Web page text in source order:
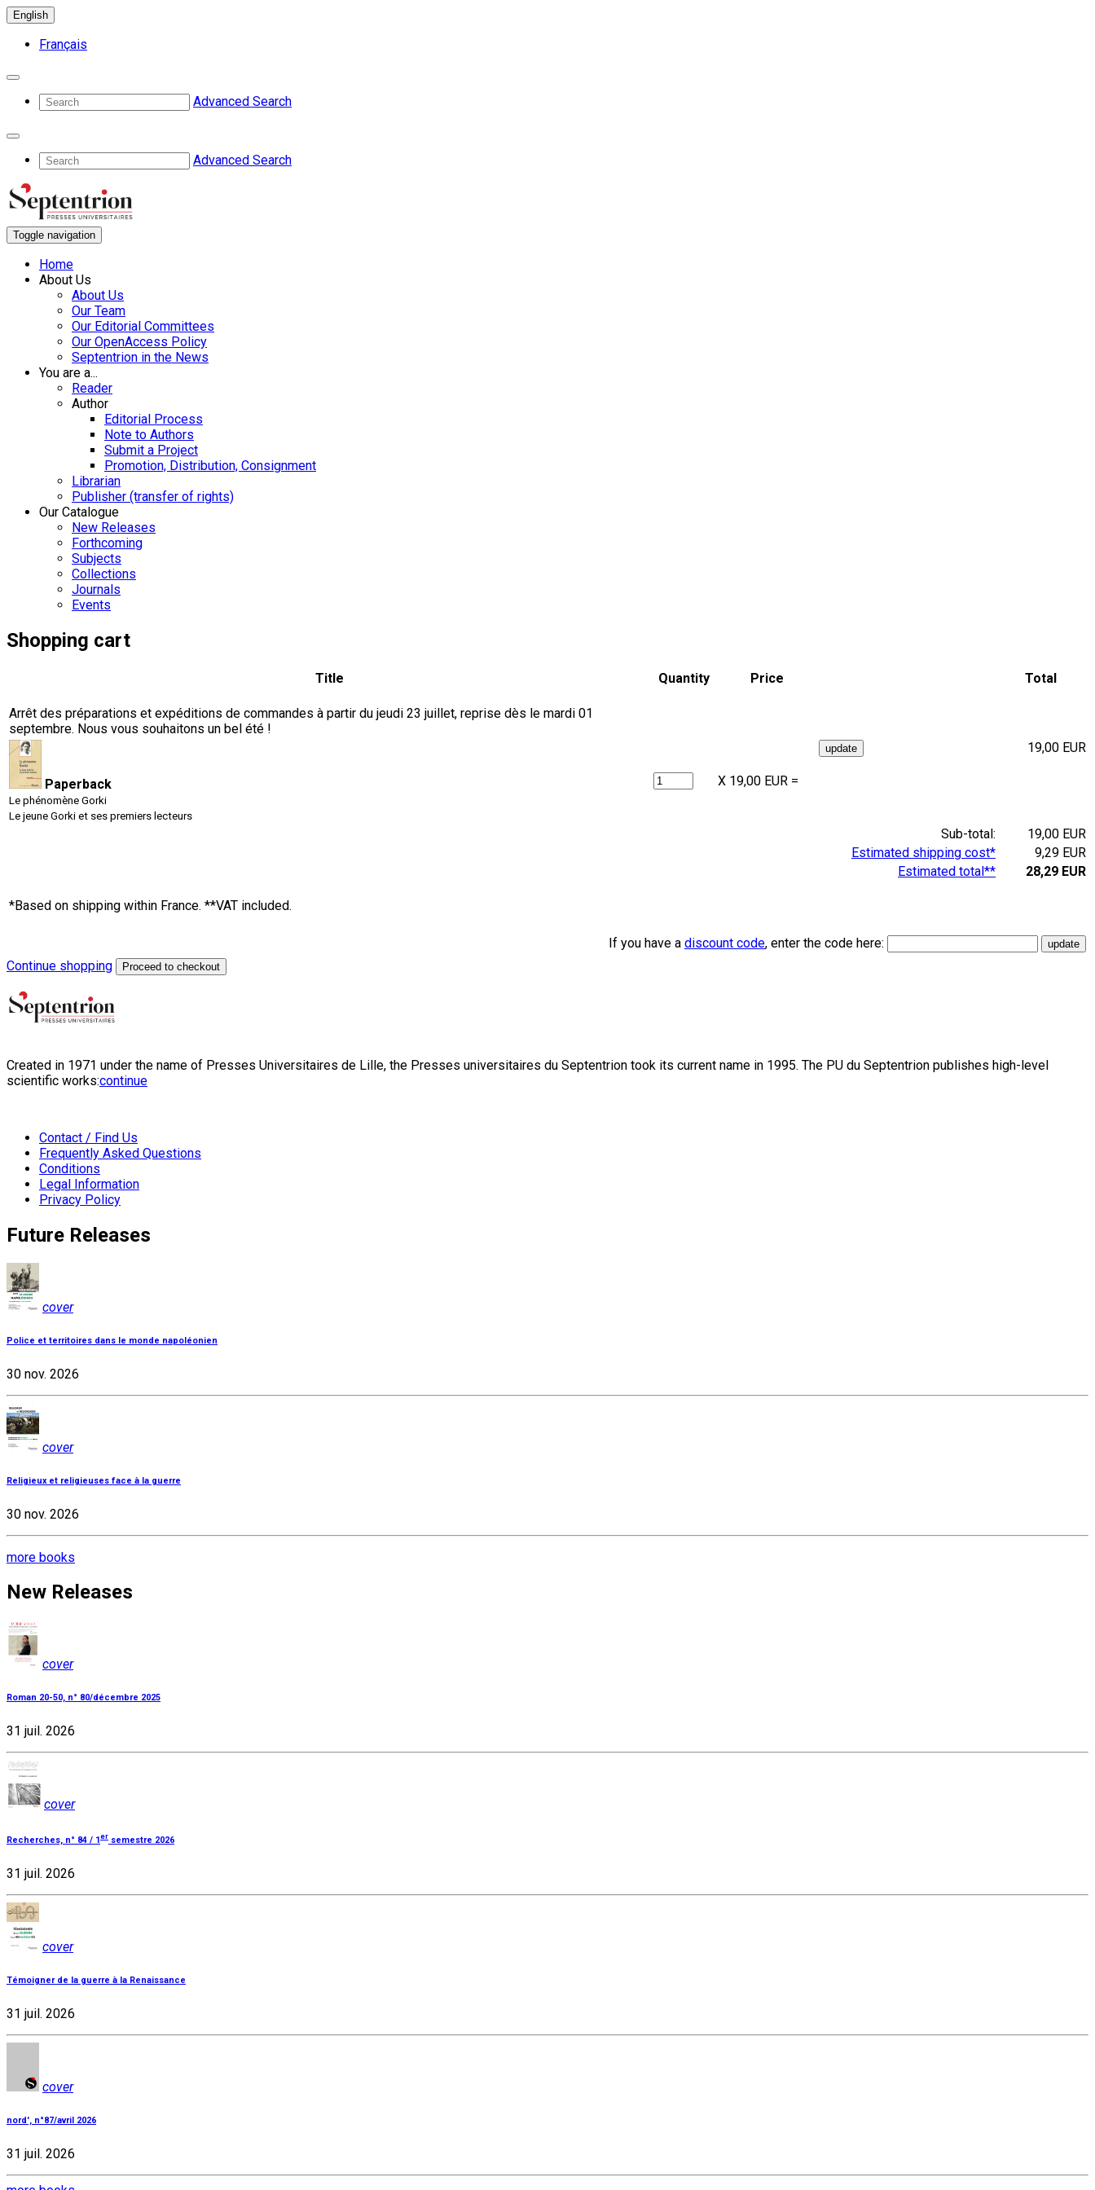
English
Français
Advanced Search
Advanced Search
Toggle navigation
Home
About Us
About Us
Our Team
Our Editorial Committees
Our OpenAccess Policy
Septentrion in the News
You are a...
Reader
Author
Editorial Process
Note to Authors
Submit a Project
Promotion, Distribution, Consignment
Librarian
Publisher (transfer of rights)
Our Catalogue
New Releases
Forthcoming
Subjects
Collections
Journals
Events
Shopping cart
Arrêt des préparations et expéditions de commandes à partir du jeudi 23 juillet, reprise dès le mardi 01
septembre. Nous vous souhaitons un bel été !
Title Quantity Price Total
Paperback
Le phénomène Gorki
Le jeune Gorki et ses premiers lecteurs
X 19,00 EUR =
19,00 EUR
Sub-total:
19,00 EUR
Estimated shipping cost*
9,29 EUR
Estimated total**
28,29 EUR
*Based on shipping within France. **VAT included.
If you have a discount code, enter the code here:
Continue shopping
Proceed to checkout
Created in 1971 under the name of Presses Universitaires de Lille, the Presses universitaires du Septentrion took its current name in 1995. The PU du Septentrion publishes high-level
scientific works:continue
Contact / Find Us
Frequently Asked Questions
Conditions
Legal Information
Privacy Policy
Future Releases
cover
Police et territoires dans le monde napoléonien
30 nov. 2026
cover
Religieux et religieuses face à la guerre
30 nov. 2026
more books
New Releases
cover
Roman 20-50, n° 80/décembre 2025
31 juil. 2026
cover
Recherches, n° 84 / 1er semestre 2026
31 juil. 2026
cover
Témoigner de la guerre à la Renaissance
31 juil. 2026
cover
nord', n°87/avril 2026
31 juil. 2026